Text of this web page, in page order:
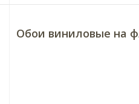
Обои виниловые на